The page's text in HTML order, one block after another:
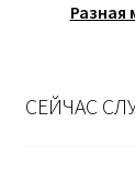
Разная
СЕЙЧАС